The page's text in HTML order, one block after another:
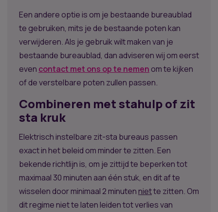
Een andere optie is om je bestaande bureaublad
te gebruiken, mits je de bestaande poten kan
verwijderen. Als je gebruik wilt maken van je
bestaande bureaublad, dan adviseren wij om eerst
even contact met ons op te nemen om te kijken
of de verstelbare poten zullen passen.
Combineren met stahulp of zit
sta kruk
Elektrisch instelbare zit-sta bureaus passen
exact in het beleid om minder te zitten. Een
bekende richtlijn is, om je zittijd te beperken tot
maximaal 30 minuten aan één stuk, en dit af te
wisselen door minimaal 2 minutenniette zitten. Om
dit regime niet te laten leiden tot verlies van